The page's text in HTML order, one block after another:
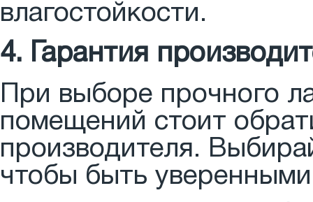
влагостойкости.
4. Гарантия
При выборе прочного
помещений стоит
производителя.
чтобы быть